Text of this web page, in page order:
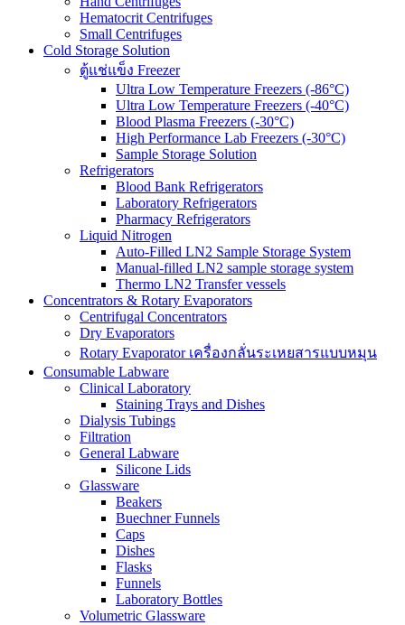
Hematocrit Centrifuges
Small Centrifuges
Cold Storage Solution
ตู้แช่แข็ง Freezer
Ultra Low Temperature Freezers (-86°C)
Ultra Low Temperature Freezers (-40°C)
Blood Plasma Freezers (-30°C)
High Performance Lab Freezers (-30°C)
Sample Storage Solution
Refrigerators
Blood Bank Refrigerators
Laboratory Refrigerators
Pharmacy Refrigerators
Liquid Nitrogen
Auto-Filled LN2 Sample Storage System
Manual-filled LN2 sample storage system
Thermo LN2 Transfer vessels
Concentrators & Rotary Evaporators
Centrifugal Concentrators
Dry Evaporators
Rotary Evaporator เครื่องกลั่นระเหยสารแบบหมุน
Consumable Labware
Clinical Laboratory
Staining Trays and Dishes
Dialysis Tubings
Filtration
General Labware
Silicone Lids
Glassware
Beakers
Buechner Funnels
Caps
Dishes
Flasks
Funnels
Laboratory Bottles
Volumetric Glassware